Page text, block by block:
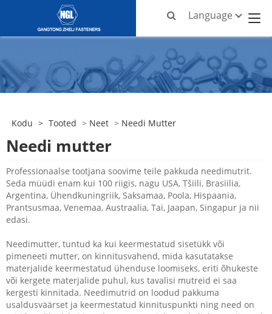
Language
Kodu > Tooted > Neet > Needi Mutter
Needi mutter
Professionaalse tootjana soovime teile pakkuda needimutrit.
Seda müüdi enam kui 100 riigis, nagu USA, Tšiili, Brasiilia,
Argentina, Ühendkuningriik, Saksamaa, Poola, Hispaania,
Prantsusmaa, Venemaa, Austraalia, Tai, Jaapan, Singapur ja nii
edasi.
Needimutter, tuntud ka kui keermestatud sisetükk või
pimeneeti mutter, on kinnitusvahend, mida kasutatakse
materjalide keermestatud ühenduse loomiseks, eriti õhukeste
või kergete materjalide puhul, kus tavalisi mutreid ei saa
kergesti kinnitada. Needimutrid on loodud pakkuma
usaldusväärset ja keermestatud kinnituspunkti ning need on